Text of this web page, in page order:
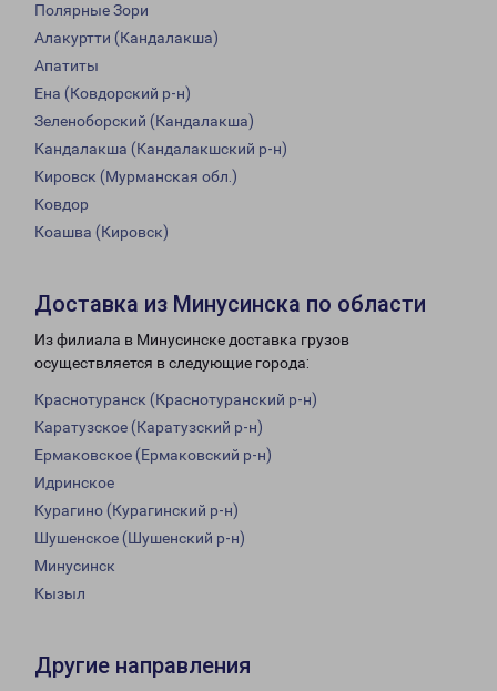
Полярные Зори
Алакуртти (Кандалакша)
Апатиты
Ена (Ковдорский р-н)
Зеленоборский (Кандалакша)
Кандалакша (Кандалакшский р-н)
Кировск (Мурманская обл.)
Ковдор
Коашва (Кировск)
Доставка из Минусинска по области
Из филиала в Минусинске доставка грузов
осуществляется в следующие города:
Краснотуранск (Краснотуранский р-н)
Каратузское (Каратузский р-н)
Ермаковское (Ермаковский р-н)
Идринское
Курагино (Курагинский р-н)
Шушенское (Шушенский р-н)
Минусинск
Кызыл
Другие направления